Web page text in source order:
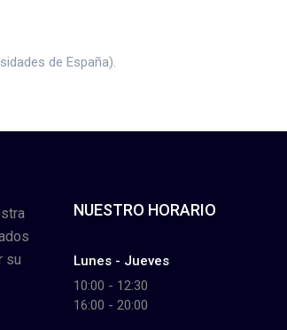
de España).
su
NUESTRO HORARIO
Lunes - Jueves
10:00 - 12:30
16:00 - 20:00